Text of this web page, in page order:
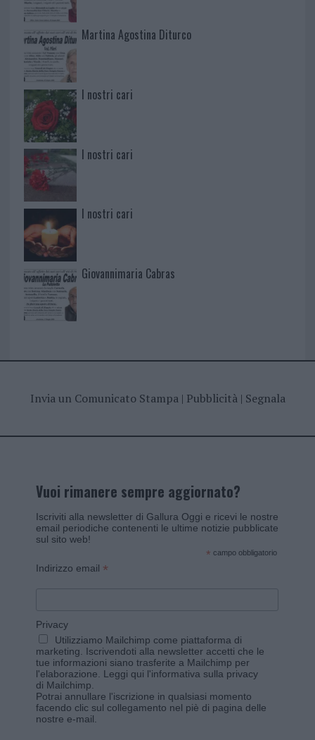
Martina Agostina Diturco
I nostri cari
I nostri cari
I nostri cari
Giovannimaria Cabras
Invia un Comunicato Stampa| Pubblicità| Segnala
Vuoi rimanere sempre aggiornato?
Iscriviti alla newsletter di Gallura Oggi e ricevi le nostre
email periodiche contenenti le ultime notizie pubblicate
sul sito web!
* campo obbligatorio
Indirizzo email *
Privacy
Utilizziamo Mailchimp come piattaforma di
marketing. Iscrivendoti alla newsletter accetti che le
tue informazioni siano trasferite a Mailchimp per
l'elaborazione. Leggi qui l'informativa sulla privacy
di Mailchimp
Potrai annullare l'iscrizione in qualsiasi momento
facendo clic sul collegamento nel piè di pagina delle
nostre e-mail.